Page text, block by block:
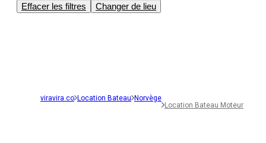
Effacer les filtres Changer de lieu
viravira.co Location Bateau Norvège
Location Bateau Moteur